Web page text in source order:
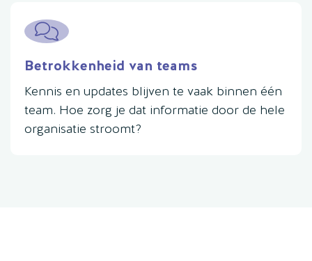
Betrokkenheid van teams
Kennis en updates blijven te vaak binnen één
team. Hoe zorg je dat informatie door de hele
organisatie stroomt?